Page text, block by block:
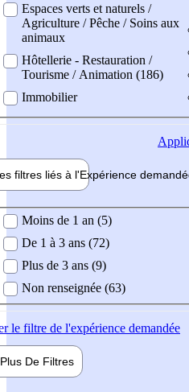
Espaces verts et naturels /
Agriculture / Pêche / Soins aux
animaux
Hôtellerie - Restauration /
Tourisme / Animation (186)
Immobilier
filtres liés à l'Expérience
demandée
Moins de 1 an (5)
De 1 à 3 ans (72)
Plus de 3 ans (9)
Non renseignée (63)
le filtre de l'expérience demandée
Plus De Filtres